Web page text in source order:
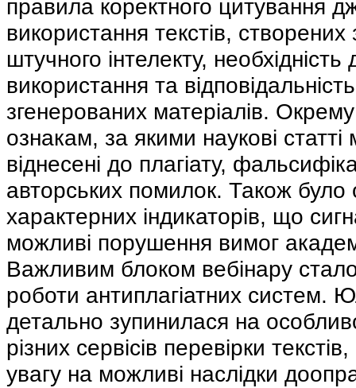
правила коректного цитування
використання текстів,
штучного інтелекту,
використання та
згенерованих матеріалів.
ознакам, за якими наукові
віднесені до плагіату,
авторських помилок. Також було
характерних індикаторів, що
можливі порушення вимог
Важливим блоком вебінару
роботи антиплагіатних систем.
детально зупинилася на
різних сервісів перевірки
увагу на можливі наслідки